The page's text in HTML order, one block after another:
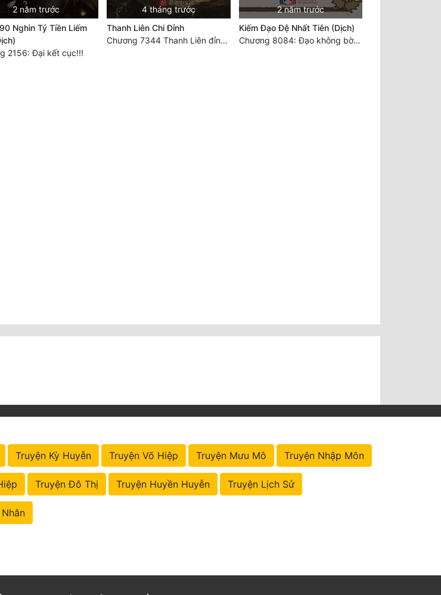
2 năm trước
Nghìn Tỷ Tiền Liếm
2156: Đại kết cục!!!
4 tháng trước
Thanh Liên Chi Đỉnh
Chương 7344 Thanh Liên đỉnh (Đại kết cục) (2) HẾT.
2 năm trước
Kiếm Đạo Đệ Nhất Tiên (Dịch)
Chương 8084: Đạo không bờ bến (Đại kết cục) (10)
Truyện Kỳ Huyễn Truyện Võ Hiệp Truyện Mưu Mô Truyện Nhập Môn
Truyện Đô Thị Truyện Huyền Huyễn Truyện Lịch Sử